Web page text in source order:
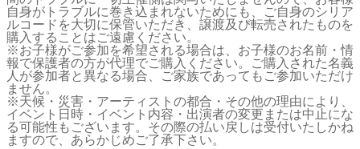
自身がトラブルに巻き込まれないためにも、ご自身のシリア
ルコードを大切に保管いただき、譲渡及び転売されたものを
購入することはご遠慮ください。
※お子様がご参加を希望される場合は、お子様のお名前・情
報で保護者の方が代理でご購入ください。ご購入された名義
人が参加者と異なる場合、ご家族であってもご参加いただけ
ません。
※天候・災害・アーティストの都合・その他の理由により、
イベント日時・イベント内容・出演者の変更または中止にな
る可能性もございます。その際の払い戻しは受付いたしかね
ますので、あらかじめご了承下さい。